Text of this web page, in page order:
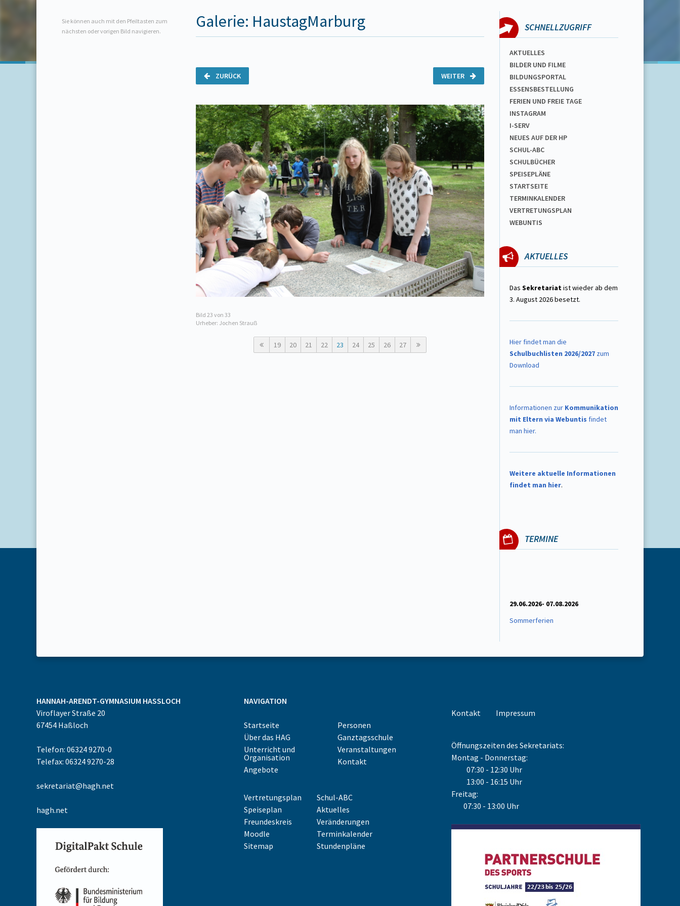
Sie können auch mit den Pfeiltasten zum
nächsten oder vorigen Bild navigieren.
Galerie: HaustagMarburg
WEITER
ZURÜCK
Bild 23 von 33
Urheber: Jochen Strauẞ
19 20 21 22 23 24 25 26 27
SCHNELLZUGRIFF
AKTUELLES
BILDER UND FILME
BILDUNGSPORTAL
ESSENSBESTELLUNG
FERIEN UND FREIE TAGE
INSTAGRAM
I-SERV
NEUES AUF DER HP
SCHUL-ABC
SCHULBÜCHER
SPEISEPLÄNE
STARTSEITE
TERMINKALENDER
VERTRETUNGSPLAN
WEBUNTIS
AKTUELLES
Das Sekretariatist wieder ab dem
3. August 2026 besetzt.
Hier findet man die
Schulbuchlisten 2026/2027 zum
Download
Informationen zur Kommunikation
mit Eltern via Webuntis findet
man hier.
Weitere aktuelle Informationen
findet man hier.
TERMINE
29.06.2026- 07.08.2026
Sommerferien
HANNAH-ARENDT-GYMNASIUM HASSLOCH
Viroflayer Straße 20
67454 Haßloch
Telefon: 06324 9270-0
Telefax: 06324 9270-28
sekretariat@hagh.net
hagh.net
NAVIGATION
Startseite
Über das HAG
Unterricht und
Organisation
Angebote
Personen
Ganztagsschule
Veranstaltungen
Kontakt
Vertretungsplan
Speiseplan
Freundeskreis
Moodle
Sitemap
Schul-ABC
Aktuelles
Veränderungen
Terminkalender
Stundenpläne
Kontakt Impressum
Öffnungszeiten des Sekretariats:
Montag - Donnerstag:
07:30 - 12:30 Uhr
13:00 - 16:15 Uhr
Freitag:
07:30 - 13:00 Uhr